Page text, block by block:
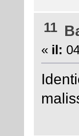
11
« il: